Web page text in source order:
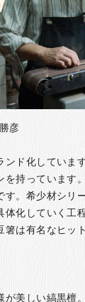
彦
ンド化していま
を持っています
す。希少材シリ
体化していく工
箸は有名なヒッ
が美しい縞黒檀